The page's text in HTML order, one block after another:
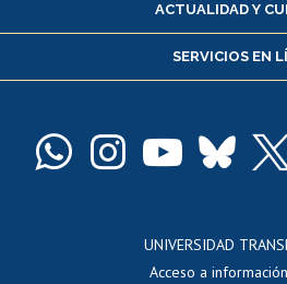
Servicio médico y
Pago de arancel y
Docentes
ACTUALIDAD Y
SERVICIOS EN
UNIVERSIDAD
Acceso a